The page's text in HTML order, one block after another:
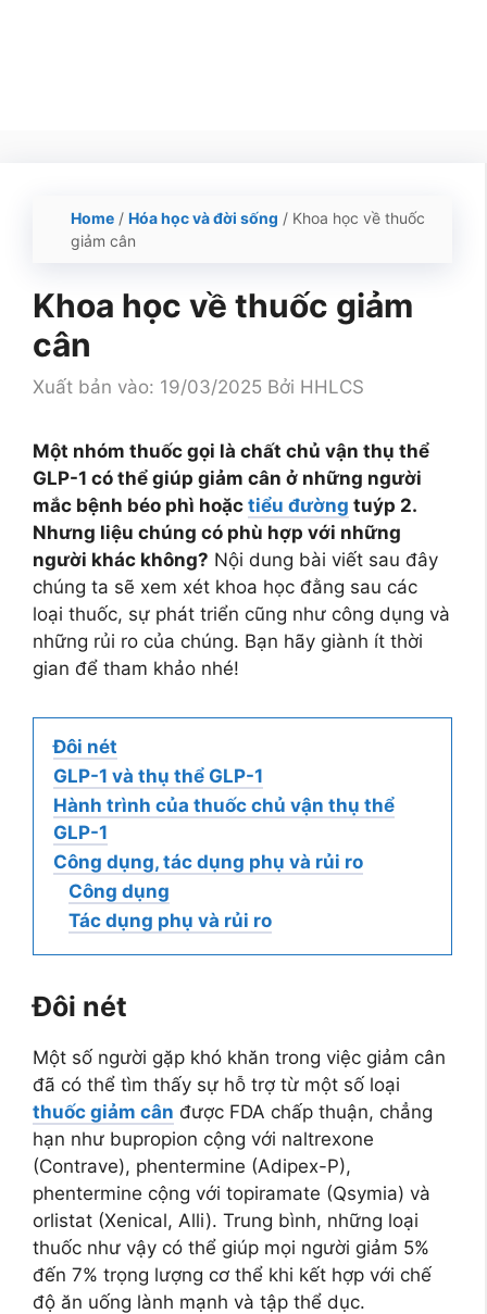
Home / Hóa học và đời sống / Khoa học về thuốc
giảm cân
Khoa học về thuốc giảm
cân
Xuất bản vào: 19/03/2025 Bởi HHLCS
Một nhóm thuốc gọi là chất chủ vận thụ thể
GLP-1 có thể giúp giảm cân ở những người
mắc bệnh béo phì hoặc tiểu đường tuýp 2.
Nhưng liệu chúng có phù hợp với những
người khác không? Nội dung bài viết sau đây
chúng ta sẽ xem xét khoa học đằng sau các
loại thuốc, sự phát triển cũng như công dụng và
những rủi ro của chúng. Bạn hãy giành ít thời
gian để tham khảo nhé!
Đôi nét
GLP-1 và thụ thể GLP-1
Hành trình của thuốc chủ vận thụ thể
GLP-1
Công dụng, tác dụng phụ và rủi ro
Công dụng
Tác dụng phụ và rủi ro
Đôi nét
Một số người gặp khó khăn trong việc giảm cân
đã có thể tìm thấy sự hỗ trợ từ một số loại
thuốc giảm cân được FDA chấp thuận, chẳng
hạn như bupropion cộng với naltrexone
(Contrave), phentermine (Adipex-P),
phentermine cộng với topiramate (Qsymia) và
orlistat (Xenical, Alli). Trung bình, những loại
thuốc như vậy có thể giúp mọi người giảm 5%
đến 7% trọng lượng cơ thể khi kết hợp với chế
độ ăn uống lành mạnh và tập thể dục.